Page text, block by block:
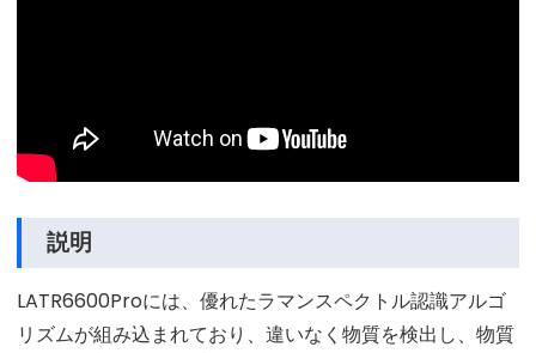
説明
LATR6600Proには、優れたラマンスペクトル認識アルゴ
リズムが組み込まれており、違いなく物質を検出し、物質